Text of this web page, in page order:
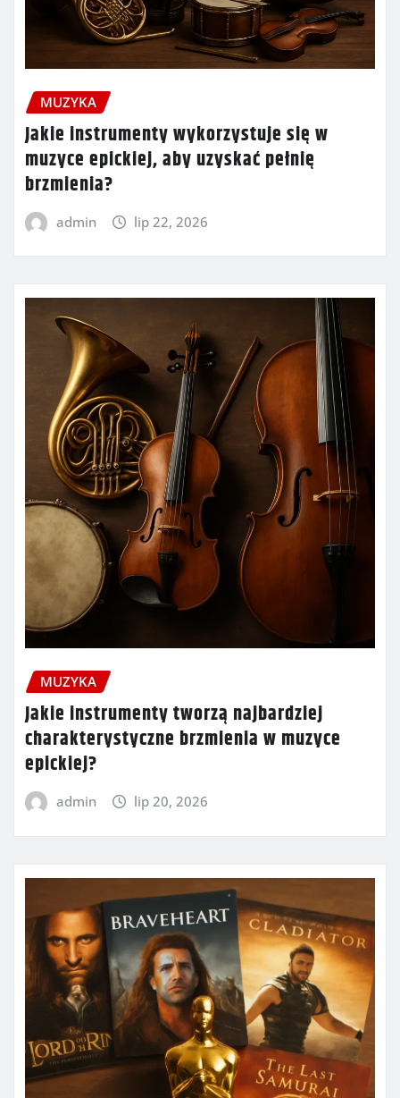
MUZYKA
Jakie instrumenty wykorzystuje się w
muzyce epickiej, aby uzyskać pełnię
brzmienia?
admin lip 22, 2026
MUZYKA
Jakie instrumenty tworzą najbardziej
charakterystyczne brzmienia w muzyce
epickiej?
admin lip 20, 2026